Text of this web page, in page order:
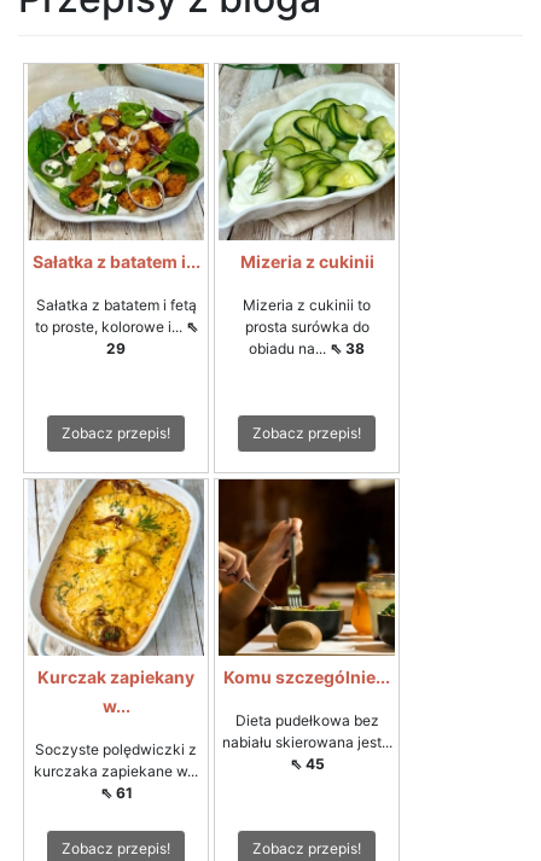
Sałatka z batatem i...
Sałatka z batatem i fetą
to proste, kolorowe i... ⇖
29
Zobacz przepis!
Mizeria z cukinii
Mizeria z cukinii to
prosta surówka do
obiadu na... ⇖ 38
Zobacz przepis!
Kurczak zapiekany
w...
Soczyste polędwiczki z
kurczaka zapiekane w...
⇖ 61
Zobacz przepis!
Komu szczególnie...
Dieta pudełkowa bez
nabiału skierowana jest...
⇖ 45
Zobacz przepis!